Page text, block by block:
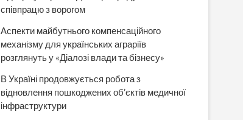
співпрацю з ворогом
Аспекти майбутнього компенсаційного
механізму для українських аграріїв
розглянуть у «Діалозі влади та бізнесу»
В Україні продовжується робота з
відновлення пошкоджених об’єктів медичної
інфраструктури